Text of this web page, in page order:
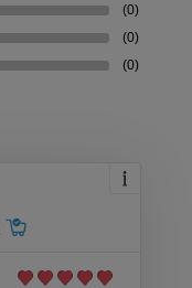
(0)
(0)
(0)